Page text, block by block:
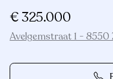
€ 325.000
Avelgemstraat 1 - 8550